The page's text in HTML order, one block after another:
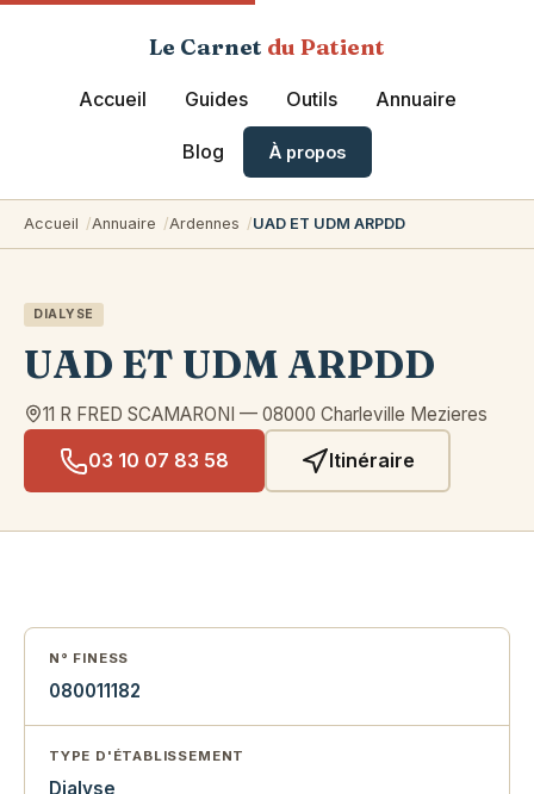
Le Carnet du Patient
Accueil Guides Outils Annuaire
Blog À propos
Accueil Annuaire Ardennes UAD ET UDM ARPDD
DIALYSE
UAD ET UDM ARPDD
11 R FRED SCAMARONI — 08000 Charleville Mezieres
03 10 07 83 58 Itinéraire
N° FINESS
080011182
TYPE D'ÉTABLISSEMENT
Dialyse